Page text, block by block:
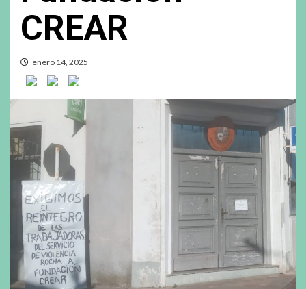
CREAR
enero 14, 2025